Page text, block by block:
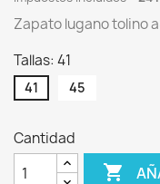
Zapato lugano tolino
Tallas: 41
41 45
Cantidad
